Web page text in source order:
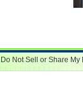
Do Not Sell or Share My